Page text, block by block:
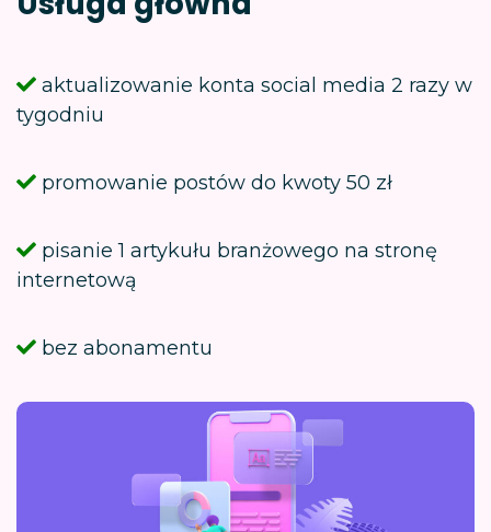
aktualizowanie konta social media 2 razy w
tygodniu
promowanie postów do kwoty 50 zł
pisanie 1 artykułu branżowego na stronę
internetową
bez abonamentu